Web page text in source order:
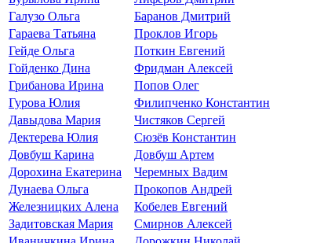
Галузо Ольга
Баранов Дмитрий
Гараева Татьяна
Проклов Игорь
Гейде Ольга
Поткин Евгений
Гойденко Дина
Фридман Алексей
Грибанова Ирина
Попов Олег
Гурова Юлия
Филипченко Константин
Давыдова Мария
Чистяков Сергей
Дектерева Юлия
Сюзёв Константин
Довбуш Карина
Довбуш Артем
Дорохина Екатерина
Черемных Вадим
Дунаева Ольга
Прокопов Андрей
Железницких Алена
Кобелев Евгений
Задитовская Мария
Смирнов Алексей